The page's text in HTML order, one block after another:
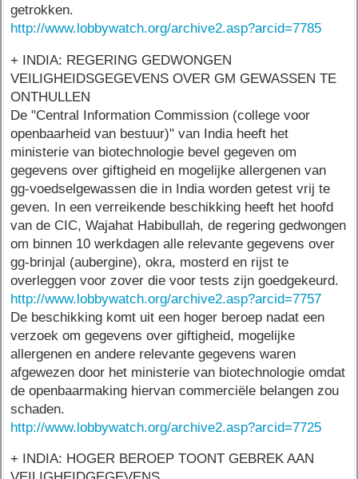
getrokken.
http://www.lobbywatch.org/archive2.asp?arcid=7785
+ INDIA: REGERING GEDWONGEN
VEILIGHEIDSGEGEVENS OVER GM GEWASSEN TE
ONTHULLEN
De "Central Information Commission (college voor
openbaarheid van bestuur)" van India heeft het
ministerie van biotechnologie bevel gegeven om
gegevens over giftigheid en mogelijke allergenen van
gg-voedselgewassen die in India worden getest vrij te
geven. In een verreikende beschikking heeft het hoofd
van de CIC, Wajahat Habibullah, de regering gedwongen
om binnen 10 werkdagen alle relevante gegevens over
gg-brinjal (aubergine), okra, mosterd en rijst te
overleggen voor zover die voor tests zijn goedgekeurd.
http://www.lobbywatch.org/archive2.asp?arcid=7757
De beschikking komt uit een hoger beroep nadat een
verzoek om gegevens over giftigheid, mogelijke
allergenen en andere relevante gegevens waren
afgewezen door het ministerie van biotechnologie omdat
de openbaarmaking hiervan commerciële belangen zou
schaden.
http://www.lobbywatch.org/archive2.asp?arcid=7725
+ INDIA: HOGER BEROEP TOONT GEBREK AAN